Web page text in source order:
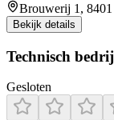
Brouwerij 1,
Bekijk details
Technisch
Gesloten